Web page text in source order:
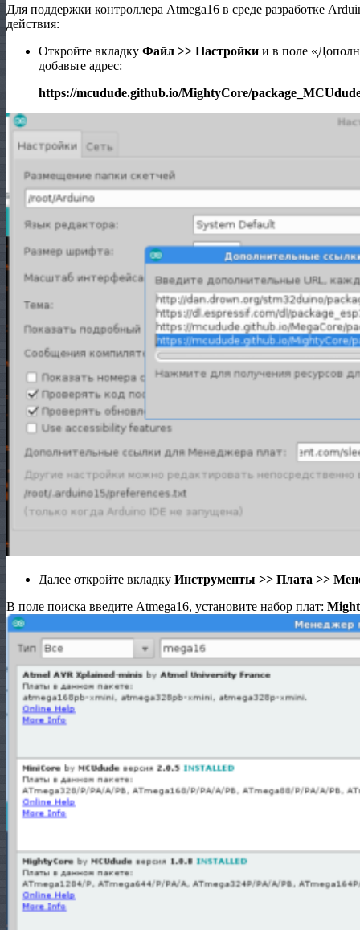
Для поддержки контроллера Atmega16 в среде разработке
действия:
Откройте вкладку Файл >> Настройки и в поле
добавьте адрес:
https://mcudude.github.io/MightyCore/
Далее откройте вкладку Инструменты >> Плата >>
В поле поиска введите Atmega16, установите набор плат: